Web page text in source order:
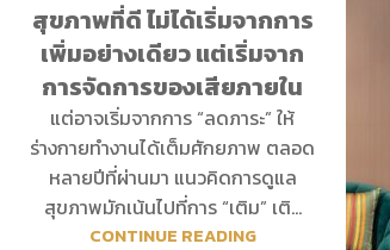
สุขภาพที่ดี ไม่ได้เริ่มจากการ
เพิ่มอย่างเดียว แต่เริ่มจาก
การจัดการของเสียภายใน
แต่อาจเริ่มจากการ “ลดภาระ” ให้
ร่างกายทำงานได้เต็มศักยภาพ ตลอด
หลายปีที่ผ่านมา แนวคิดการดูแล
สุขภาพมักเน้นไปที่การ “เติม” เติ...
CONTINUE READING